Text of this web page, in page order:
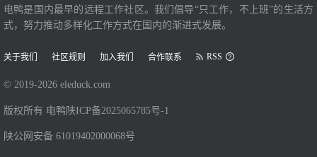
电鸭是国内最早的远程工作社区。我们倡导“只工作，不上班”的生活方
式，努力推动多样化工作方式在国内的渐进式发展。
关于我们 社区规则 加入我们 合作联系 RSS
© 2019-2026 eleduck.com
版权所有 电鸭 陕ICP备2025065785号-1
陕公网安备 61019402000068号